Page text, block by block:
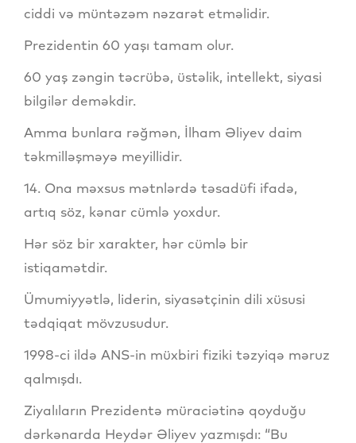
ciddi və müntəzəm nəzarət etməlidir.
Prezidentin 60 yaşı tamam olur.
60 yaş zəngin təcrübə, üstəlik, intellekt, siyasi
bilgilər deməkdir.
Amma bunlara rəğmən, İlham Əliyev daim
təkmilləşməyə meyillidir.
14. Ona məxsus mətnlərdə təsadüfi ifadə,
artıq söz, kənar cümlə yoxdur.
Hər söz bir xarakter, hər cümlə bir
istiqamətdir.
Ümumiyyətlə, liderin, siyasətçinin dili xüsusi
tədqiqat mövzusudur.
1998-ci ildə ANS-in müxbiri fiziki təzyiqə məruz
qalmışdı.
Ziyalıların Prezidentə müraciətinə qoyduğu
dərkənarda Heydər Əliyev yazmışdı: “Bu